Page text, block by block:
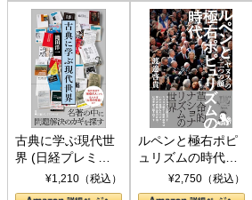
古典に学ぶ現代世
界 (日経プレミア
シリーズ)¥1,210（税込）
ルペンと極右ポピ
ュリズムの時代：
〈ヤヌス〉の二つ
の顔
¥2,750（税込）